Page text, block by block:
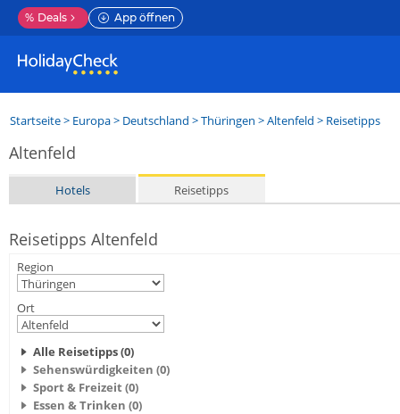
% Deals App öffnen
Startseite> Europa> Deutschland >Thüringen >Altenfeld > Reisetipps
Altenfeld
Hotels Reisetipps
Reisetipps Altenfeld
Region
Ort
Alle Reisetipps (0)
Sehenswürdigkeiten (0)
Sport & Freizeit (0)
Essen & Trinken (0)